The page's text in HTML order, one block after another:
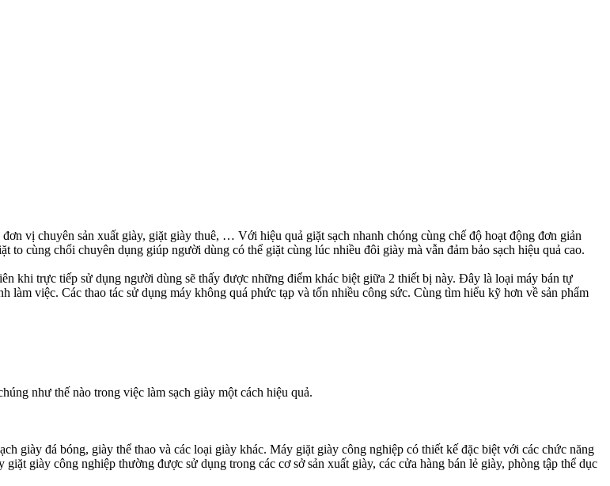
vị chuyên sản xuất giày, giặt giày thuê, … Với hiệu quả giặt sạch nhanh chóng cùng chế độ hoạt động đơn giản
cùng chổi chuyên dụng giúp người dùng có thể giặt cùng lúc nhiều đôi giày mà vẫn đảm bảo sạch hiệu quả cao.
khi trực tiếp sử dụng người dùng sẽ thấy được những điểm khác biệt giữa 2 thiết bị này. Đây là loại máy bán tự
làm việc. Các thao tác sử dụng máy không quá phức tạp và tốn nhiều công sức. Cùng tìm hiểu kỹ hơn về sản phẩm
như thế nào trong việc làm sạch giày một cách hiệu quả.
giày đá bóng, giày thể thao và các loại giày khác. Máy giặt giày công nghiệp có thiết kế đặc biệt với các chức năng
giày công nghiệp thường được sử dụng trong các cơ sở sản xuất giày, các cửa hàng bán lẻ giày, phòng tập thể dục